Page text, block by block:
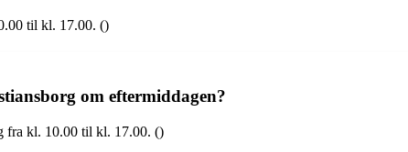
til kl. 17.00. ()
om eftermiddagen?
fra kl. 10.00 til kl. 17.00. ()